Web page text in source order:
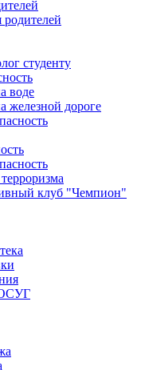
студенту
воде
железной дороге
клуб "Чемпион"